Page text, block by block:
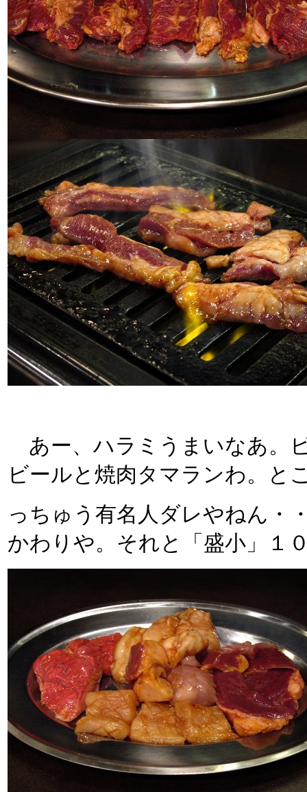
あー、ハラミうまいなあ。
ビールと焼肉タマランわ。と
っちゅう有名人ダレやねん・
かわりや。それと「盛小」１